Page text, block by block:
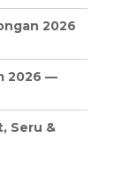
2026
2026 —
Seru &